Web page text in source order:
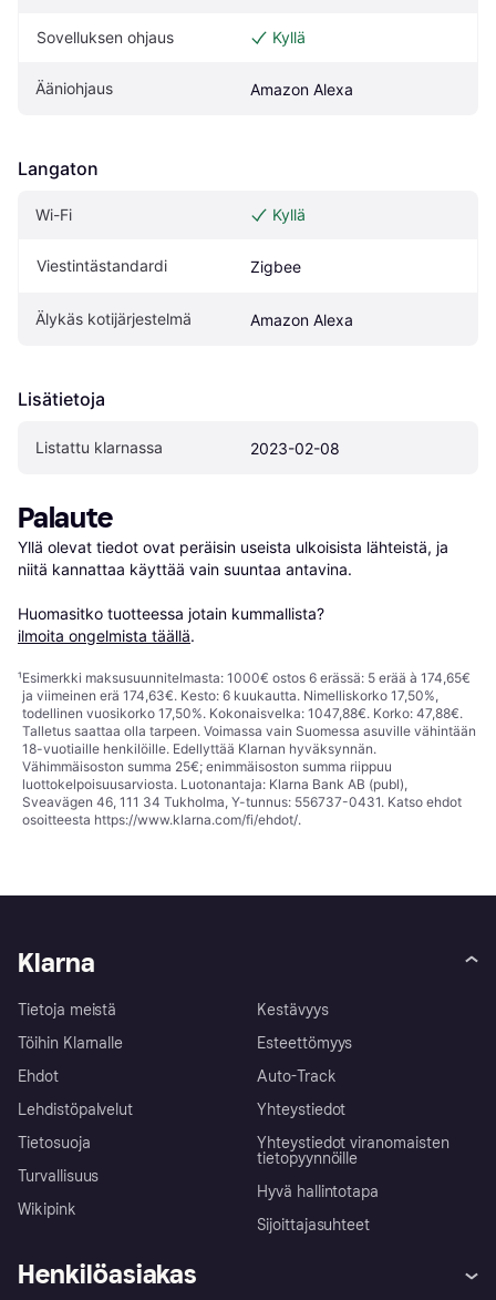
Sovelluksen ohjaus Kyllä
Ääniohjaus Amazon Alexa
Langaton
Wi-Fi Kyllä
Viestintästandardi Zigbee
Älykäs kotijärjestelmä Amazon Alexa
Lisätietoja
Listattu klarnassa 2023-02-08
Palaute
Yllä olevat tiedot ovat peräisin useista ulkoisista lähteistä, ja
niitä kannattaa käyttää vain suuntaa antavina.
Huomasitko tuotteessa jotain kummallista?
ilmoita ongelmista täällä.
¹Esimerkki maksusuunnitelmasta: 1000€ ostos 6 erässä: 5 erää à 174,65€
ja viimeinen erä 174,63€. Kesto: 6 kuukautta. Nimelliskorko 17,50%,
todellinen vuosikorko 17,50%. Kokonaisvelka: 1047,88€. Korko: 47,88€.
Talletus saattaa olla tarpeen. Voimassa vain Suomessa asuville vähintään
18-vuotiaille henkilöille. Edellyttää Klarnan hyväksynnän.
Vähimmäisoston summa 25€; enimmäisoston summa riippuu
luottokelpoisuusarviosta. Luotonantaja: Klarna Bank AB (publ),
Sveavägen 46, 111 34 Tukholma, Y-tunnus: 556737-0431. Katso ehdot
osoitteesta https://www.klarna.com/fi/ehdot/.
Klarna
Tietoja meistä
Töihin Klarnalle
Ehdot
Lehdistöpalvelut
Tietosuoja
Turvallisuus
Wikipink
Kestävyys
Esteettömyys
Auto-Track
Yhteystiedot
Yhteystiedot viranomaisten
tietopyynnöille
Hyvä hallintotapa
Sijoittajasuhteet
Henkilöasiakas